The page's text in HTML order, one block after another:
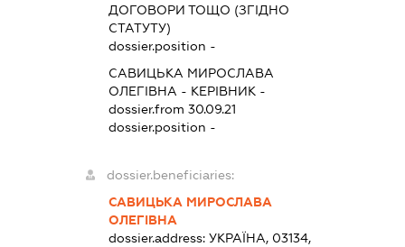
ДОГОВОРИ ТОЩО (ЗГІДНО
СТАТУТУ)
dossier.position -
САВИЦЬКА МИРОСЛАВА
ОЛЕГІВНА - КЕРІВНИК -
dossier.from 30.09.21
dossier.position -
dossier.beneficiaries:
САВИЦЬКА МИРОСЛАВА
ОЛЕГІВНА
dossier.address: УКРАЇНА, 03134,